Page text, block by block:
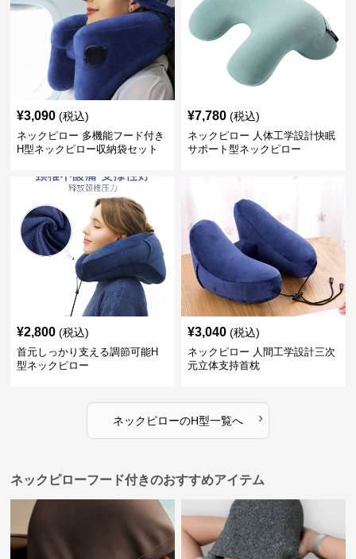
¥3,090 (税込)
ネックピロー 多機能フード付き
H型ネックピロー収納袋セット
¥7,780 (税込)
ネックピロー 人体工学設計快眠
サポート型ネックピロー
¥2,800 (税込)
首元しっかり支える調節可能H
型ネックピロー
¥3,040 (税込)
ネックピロー 人間工学設計三次
元立体支持首枕
ネックピローのH型一覧へ ›
ネックピローフード付きのおすすめアイテム